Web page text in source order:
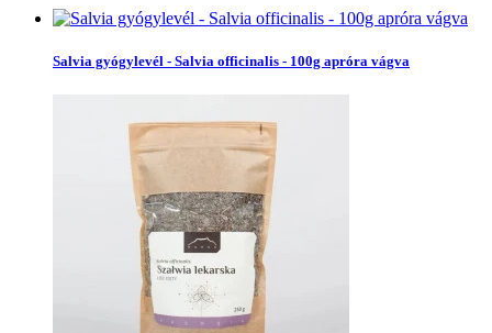
Salvia gyógylevél - Salvia officinalis - 100g apróra vágva